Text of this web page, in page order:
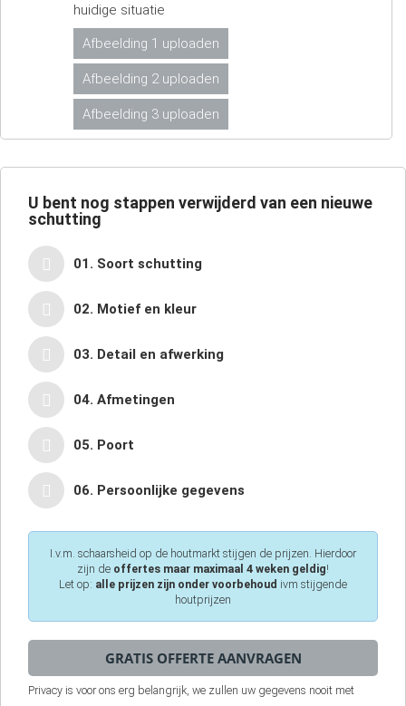
huidige situatie
Afbeelding 1 uploaden
Afbeelding 2 uploaden
Afbeelding 3 uploaden
U bent nog stappen verwijderd van een nieuwe
schutting
01. Soort schutting
02. Motief en kleur
03. Detail en afwerking
04. Afmetingen
05. Poort
06. Persoonlijke gegevens
I.v.m. schaarsheid op de houtmarkt stijgen de prijzen. Hierdoor
zijn de offertes maar maximaal 4 weken geldig!
Let op: alle prijzen zijn onder voorbehoud ivm stijgende
houtprijzen
Privacy is voor ons erg belangrijk, we zullen uw gegevens nooit met